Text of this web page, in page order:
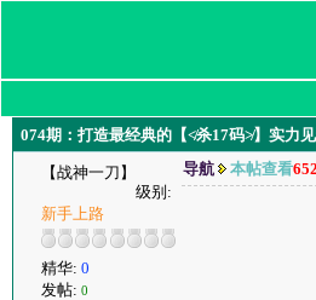
074期：打造最经典的【≮杀17码≯】实力
【战神一刀】
级别:
新手上路
精华: 0
发帖: 0
导航 本帖查看